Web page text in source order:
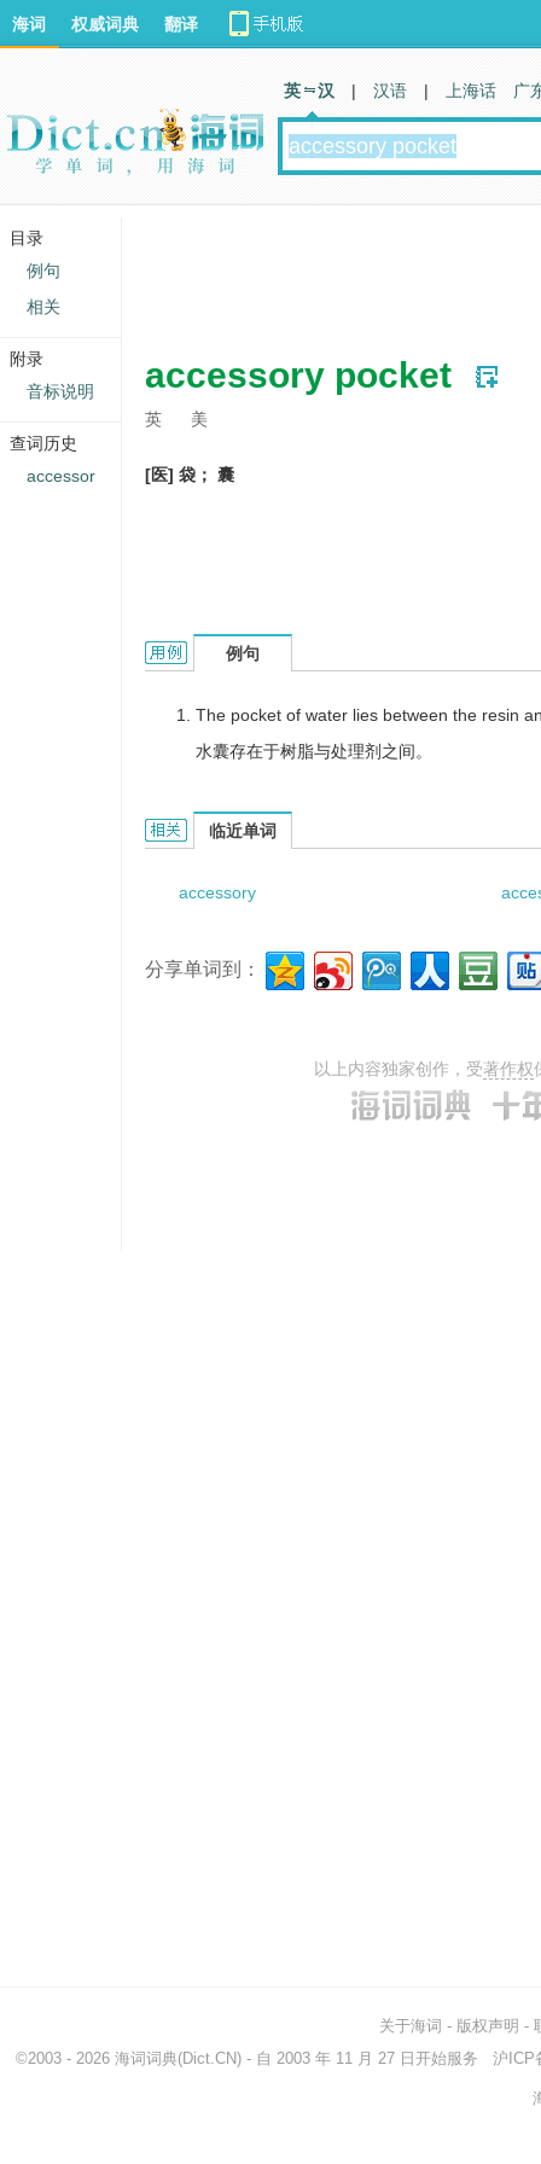
accessory pocket
英 美
[医] 袋； 囊
accessory pocket的用法和样例：
例句
The pocket of water lies between the resin
水囊存在于树脂与处理剂之间。
accessory pocket的相关资料：
临近单词
accessory
分享单词到：
以上内容独家创作，受著作权
海词 权威词典 翻译
英 汉 | 汉语 | 上海话 广
关于海词 - 版权声明 -
©2003 - 2026 海词词典(Dict.CN) - 自 2003 年 11 月 27 日开始服务 沪ICP
目录
例句
相关
附录
音标说明
查词历史
accessor